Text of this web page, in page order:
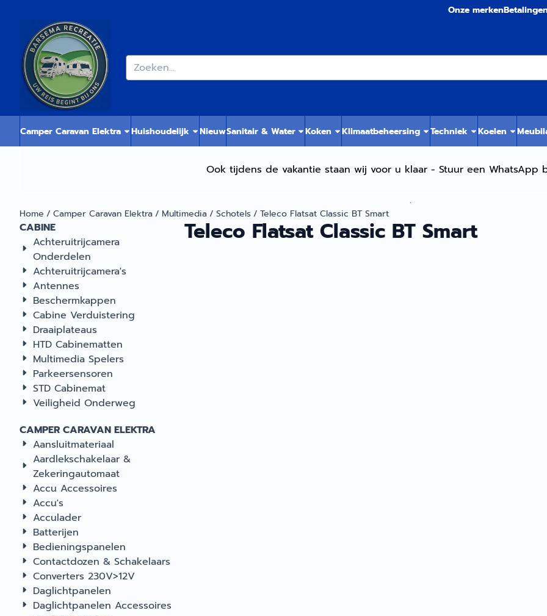
Onze merken
Zoeken
Camper Caravan Elektra Huishoudelijk NieuwSanitair & Water Koken Klimaatbeheersing Techniek Koelen
Ook tijdens de vakantie staan wij voor u klaar - Stuur een WhatsApp
.
Home / Camper Caravan Elektra/ Multimedia/ Schotels/ Teleco Flatsat Classic BT Smart
CABINE
Achteruitrijcamera
Onderdelen
Achteruitrijcamera's
Antennes
Beschermkappen
Cabine Verduistering
Draaiplateaus
HTD Cabinematten
Multimedia Spelers
Parkeersensoren
STD Cabinemat
Veiligheid Onderweg
CAMPER CARAVAN ELEKTRA
Aansluitmateriaal
Aardlekschakelaar &
Zekeringautomaat
Accu Accessoires
Accu's
Acculader
Batterijen
Bedieningspanelen
Contactdozen & Schakelaars
Converters 230V>12V
Daglichtpanelen
Daglichtpanelen Accessoires
Teleco Flatsat Classic BT Smart